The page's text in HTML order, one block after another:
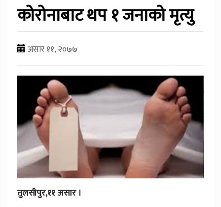
कोरोनाबाट थप १ जनाको मृत्यु
असार ११, २०७७
तुलसीपुर,११ असार ।